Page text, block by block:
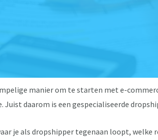
manier om te starten met e-
daarom is een gespecialiseerde
je als dropshipper tegenaan loopt,